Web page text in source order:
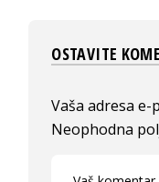
OSTAVITE
Vaša adresa
Neophodna